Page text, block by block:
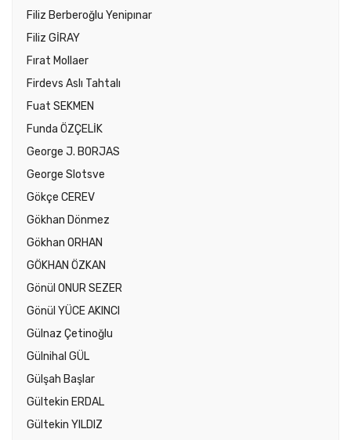
Filiz Berberoğlu Yenipınar
Filiz GİRAY
Fırat Mollaer
Firdevs Aslı Tahtalı
Fuat SEKMEN
Funda ÖZÇELİK
George J. BORJAS
George Slotsve
Gökçe CEREV
Gökhan Dönmez
Gökhan ORHAN
GÖKHAN ÖZKAN
Gönül ONUR SEZER
Gönül YÜCE AKINCI
Gülnaz Çetinoğlu
Gülnihal GÜL
Gülşah Başlar
Gültekin ERDAL
Gültekin YILDIZ